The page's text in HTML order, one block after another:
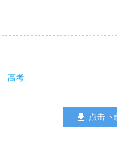
高考
点击下